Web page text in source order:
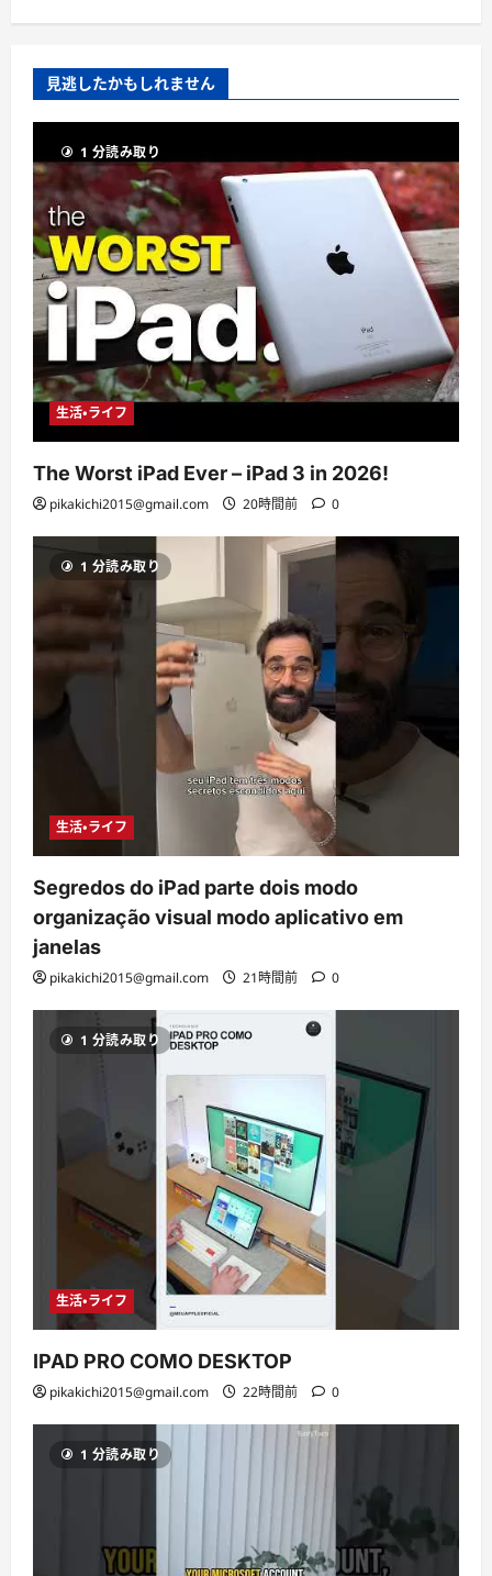
見逃したかもしれません
1 分読み取り
生活・ライフ
The Worst iPad Ever – iPad 3 in 2026!
pikakichi2015@gmail.com 20時間前 0
1 分読み取り
生活・ライフ
Segredos do iPad parte dois modo
organização visual modo aplicativo em
janelas
pikakichi2015@gmail.com 21時間前 0
1 分読み取り
生活・ライフ
IPAD PRO COMO DESKTOP
pikakichi2015@gmail.com 22時間前 0
1 分読み取り